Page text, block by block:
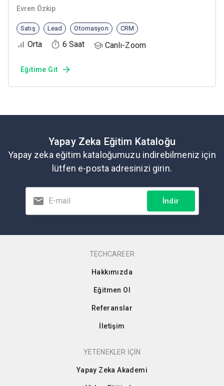
sağlayan uygulamalı bir eğitim programıdır.
Evren Özkip
Satış Lead Otomasyon CRM
Orta 6 Saat Canlı-Zoom
Eğitime Git
Yapay Zeka Eğitim Kataloğu
Yapay zeka eğitim kataloğumuzu indirebilmeniz için
lütfen e-posta adresinizi girin.
İndir
TECHCAREER
Hakkımızda
Eğitmen Ol
Referanslar
İletişim
YETENEKLER İÇİN
Yapay Zeka Akademi